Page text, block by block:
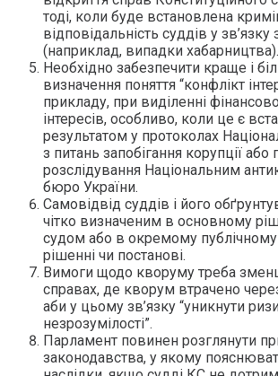
тоді, коли буде встановлена
відповідальність суддів у
(наприклад, випадки хабарництва).
Необхідно забезпечити краще і
визначення поняття “конфлікт
прикладу, при виділенні
інтересів, особливо, коли це є
результатом у протоколах
з питань запобігання корупції або
розслідування Національним
бюро України.
Самовідвід суддів і його
чітко визначеним в основному
судом або в окремому
рішенні чи постанові.
Вимоги щодо кворуму треба
справах, де кворум втрачено
аби у цьому зв’язку “уникнути
незрозумілості”.
Парламент повинен розглянути
законодавства, у якому